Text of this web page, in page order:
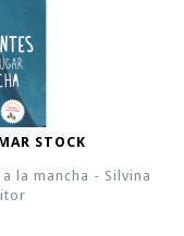
STOCK
la mancha - Silvina